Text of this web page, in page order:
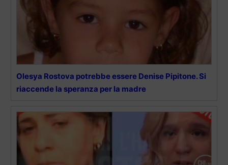
Olesya Rostova potrebbe essere Denise Pipitone. Si
riaccende la speranza per la madre